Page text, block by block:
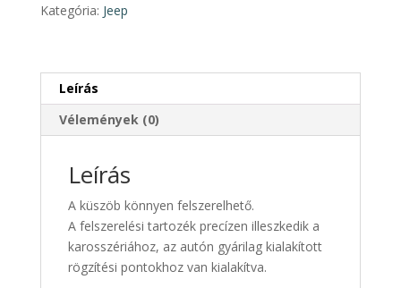
2019-
Kategória: Jeep
Leírás
Vélemények (0)
Leírás
A küszöb könnyen felszerelhető.
A felszerelési tartozék precízen illeszkedik a
karosszériához, az autón gyárilag kialakított
rögzítési pontokhoz van kialakítva.